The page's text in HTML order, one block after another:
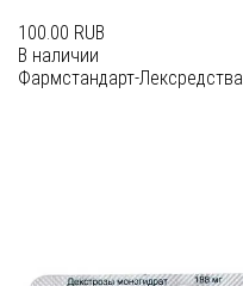
100.00 RUB
В наличии
Фармстандарт-Лексредства